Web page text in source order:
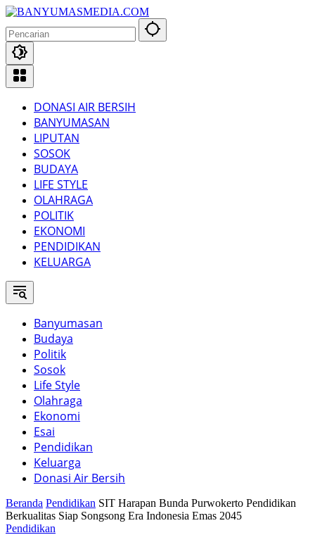
Langsung
konten
DONASI AIR BERSIH
BANYUMASAN
LIPUTAN
SOSOK
BUDAYA
LIFE STYLE
OLAHRAGA
POLITIK
EKONOMI
PENDIDIKAN
KELUARGA
Banyumasan
Budaya
Politik
Sosok
Life Style
Olahraga
Ekonomi
Esai
Pendidikan
Keluarga
Donasi Air Bersih
Beranda Pendidikan SIT Harapan Bunda Purwokerto Pendidikan
Berkualitas Siap Songsong Era Indonesia Emas 2045
Pendidikan